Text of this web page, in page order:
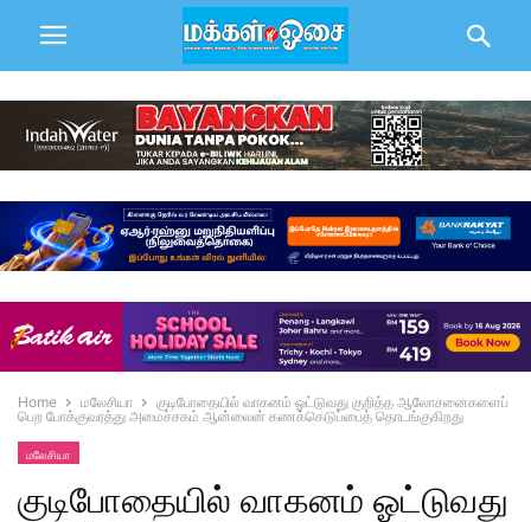
Home மலேசியா
குடிபோதையில் வாகனம் ஓட்டுவது குறித்த ஆலோசனைகளைப்
பெற போக்குவரத்து அமைச்சகம் ஆன்லைன் கணக்கெடுப்பைத் தொடங்குகிறது
மலேசியா
குடிபோதையில் வாகனம் ஓட்டுவது